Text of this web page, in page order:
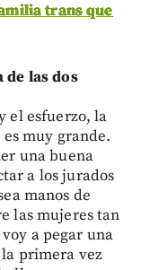
trans que
de las dos
el esfuerzo, la
muy grande.
una buena
a los jurados
manos de
las mujeres tan
a pegar una
primera vez